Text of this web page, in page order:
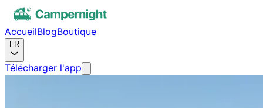
AccueilBlogBoutique
FR
Télécharger l'app